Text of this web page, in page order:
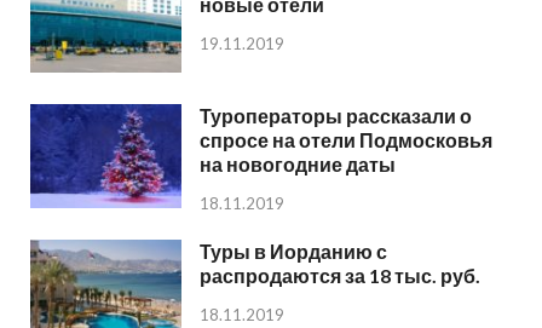
19.11.2019
Туроператоры рассказали о
спросе на отели Подмосковья
на новогодние даты
18.11.2019
Туры в Иорданию с
распродаются за 18 тыс. руб.
18.11.2019